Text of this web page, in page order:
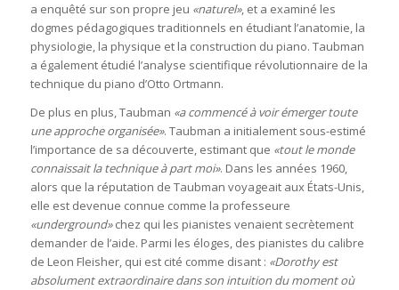
a enquêté sur son propre jeu «naturel», et a examiné les
dogmes pédagogiques traditionnels en étudiant l’anatomie, la
physiologie, la physique et la construction du piano. Taubman
a également étudié l’analyse scientifique révolutionnaire de la
technique du piano d’Otto Ortmann.
De plus en plus, Taubman «a commencé à voir émerger toute
une approche organisée». Taubman a initialement sous-estimé
l’importance de sa découverte, estimant que «tout le monde
connaissait la technique à part moi». Dans les années 1960,
alors que la réputation de Taubman voyageait aux États-Unis,
elle est devenue connue comme la professeure
«underground»chez qui les pianistes venaient secrètement
demander de l’aide. Parmi les éloges, des pianistes du calibre
de Leon Fleisher, qui est cité comme disant : «Dorothy est
absolument extraordinaire dans son intuition du moment où